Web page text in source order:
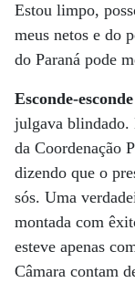
Estou limpo,
meus netos e do
do Paraná pode
Esconde-
julgava blindado.
da Coordenação
dizendo que o
sós. Uma
montada com
esteve apenas
Câmara contam